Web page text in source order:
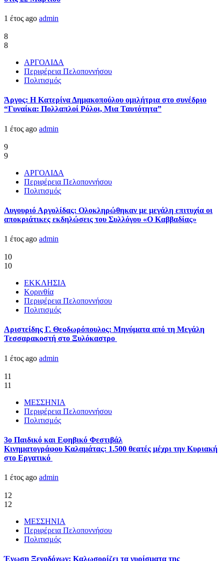
1 έτος ago admin
8
8
ΑΡΓΟΛΙΔΑ
Περιφέρεια Πελοποννήσου
Πολιτισμός
Άργος: Η Κατερίνα Δημακοπούλου ομιλήτρια στο συνέδριο
“Γυναίκα: Πολλαπλοί Ρόλοι, Μια Ταυτότητα”
1 έτος ago admin
9
9
ΑΡΓΟΛΙΔΑ
Περιφέρεια Πελοποννήσου
Πολιτισμός
Λυγουριό Αργολίδας: Ολοκληρώθηκαν με μεγάλη επιτυχία οι
αποκριάτικες εκδηλώσεις του Συλλόγου «Ο Καββαδίας»
1 έτος ago admin
10
10
ΕΚΚΛΗΣΙΑ
Κορινθία
Περιφέρεια Πελοποννήσου
Πολιτισμός
Αριστείδης Γ. Θεοδωρόπουλος: Μηνύματα από τη Μεγάλη
Τεσσαρακοστή στο Ξυλόκαστρο
1 έτος ago admin
11
11
ΜΕΣΣΗΝΙΑ
Περιφέρεια Πελοποννήσου
Πολιτισμός
3ο Παιδικό και Εφηβικό Φεστιβάλ
Κινηματογράφου Καλαμάτας: 1.500 θεατές μέχρι την Κυριακή
στο Εργατικό
1 έτος ago admin
12
12
ΜΕΣΣΗΝΙΑ
Περιφέρεια Πελοποννήσου
Πολιτισμός
Ένωση Ξενοδόχων: Καλωσορίζει τα γυρίσματα της